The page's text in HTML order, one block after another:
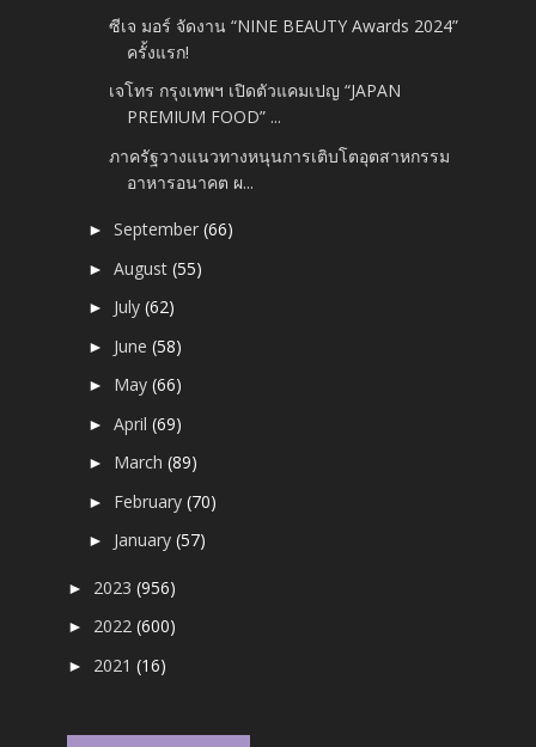
ซีเจ มอร์ จัดงาน “NINE BEAUTY Awards 2024”
ครั้งแรก!
เจโทร กรุงเทพฯ เปิดตัวแคมเปญ “JAPAN
PREMIUM FOOD” ...
ภาครัฐวางแนวทางหนุนการเติบโตอุตสาหกรรม
อาหารอนาคต ผ...
►September(66)
►August(55)
► July(62)
► June(58)
► May(66)
►April(69)
► March(89)
► February(70)
► January(57)
► 2023(956)
► 2022(600)
► 2021(16)